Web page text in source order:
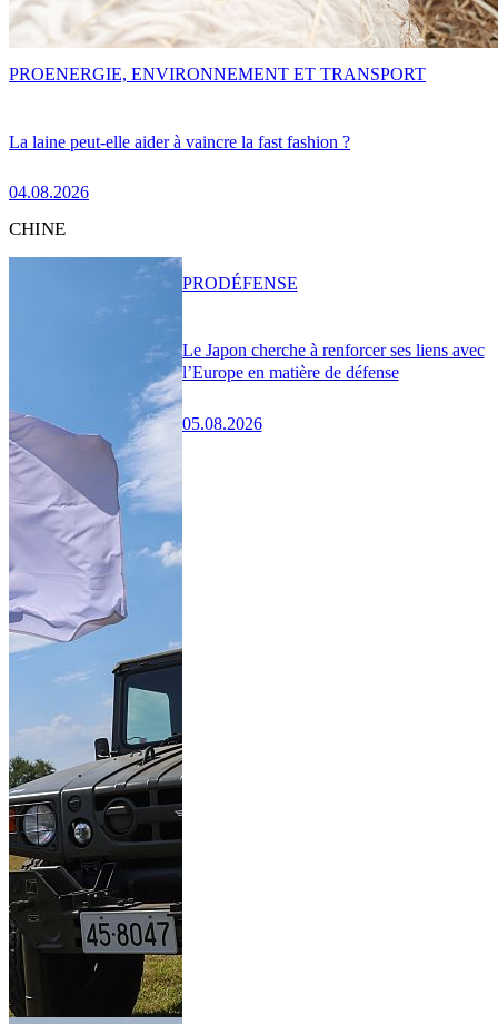
La laine peut-elle aider à vaincre la fast fashion ?
04.08.2026
PROENERGIE, ENVIRONNEMENT ET TRANSPORT
CHINE
Le Japon cherche à renforcer ses liens avec
l’Europe en matière de défense
05.08.2026
PRODÉFENSE